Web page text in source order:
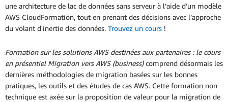
une architecture de lac de données sans serveur à l’aide d’un modèle
AWS CloudFormation, tout en prenant des décisions avec l’approche
du volant d'inertie des données. Trouvez un cours !
Formation sur les solutions AWS destinées aux partenaires : le cours
en présentiel Migration vers AWS (business)comprend désormais les
dernières méthodologies de migration basées sur les bonnes
pratiques, les outils et des études de cas AWS. Cette formation non
technique est axée sur la proposition de valeur pour la migration de